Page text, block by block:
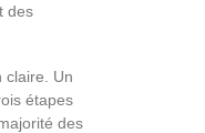
des
claire. Un
étapes
des